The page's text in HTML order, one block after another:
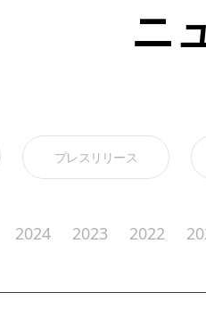
ニ
プレスリリース
2024 2023 2022